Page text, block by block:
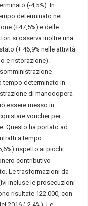
(-4,5%). In
determinato nei
(+47,5%) e delle
si osserva inoltre una
(+ 46,9% nelle attività
e ristorazione).
tempo determinato in
di manodopera
essere messo in
voucher per
Questo ha portato ad
a tempo
rispetto ai picchi
contributivo
Le trasformazioni da
incluse le prosecuzioni
risultate 122.000, con